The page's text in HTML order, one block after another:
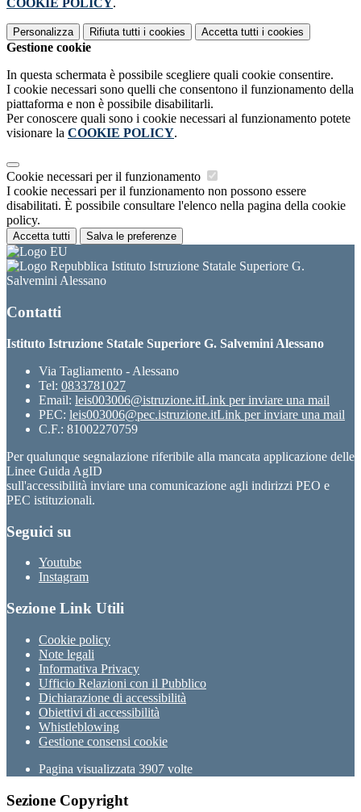
COOKIE POLICY.
Personalizza Rifiuta tutti i cookies Accetta tutti i cookies
Gestione cookie
In questa schermata è possibile scegliere quali cookie consentire.
I cookie necessari sono quelli che consentono il funzionamento della
piattaforma e non è possibile disabilitarli.
Per conoscere quali sono i cookie necessari al funzionamento potete
visionare la COOKIE POLICY.
Cookie necessari per il funzionamento
I cookie necessari per il funzionamento non possono essere
disabilitati. È possibile consultare l'elenco nella pagina della cookie
policy.
Accetta tutti Salva le preferenze
Istituto Istruzione Statale Superiore G.
Salvemini Alessano
Contatti
Istituto Istruzione Statale Superiore G. Salvemini Alessano
Via Tagliamento - Alessano
Tel: 0833781027
Email: leis003006@istruzione.itLink per inviare una mail
PEC: leis003006@pec.istruzione.itLink per inviare una mail
C.F.: 81002270759
Per qualunque segnalazione riferibile alla mancata applicazione delle
Linee Guida AgID
sull'accessibilità inviare una comunicazione agli indirizzi PEO e
PEC istituzionali.
Seguici su
Youtube
Instagram
Sezione Link Utili
Cookie policy
Note legali
Informativa Privacy
Ufficio Relazioni con il Pubblico
Dichiarazione di accessibilità
Obiettivi di accessibilità
Whistleblowing
Gestione consensi cookie
Pagina visualizzata 3907 volte
Sezione Copyright